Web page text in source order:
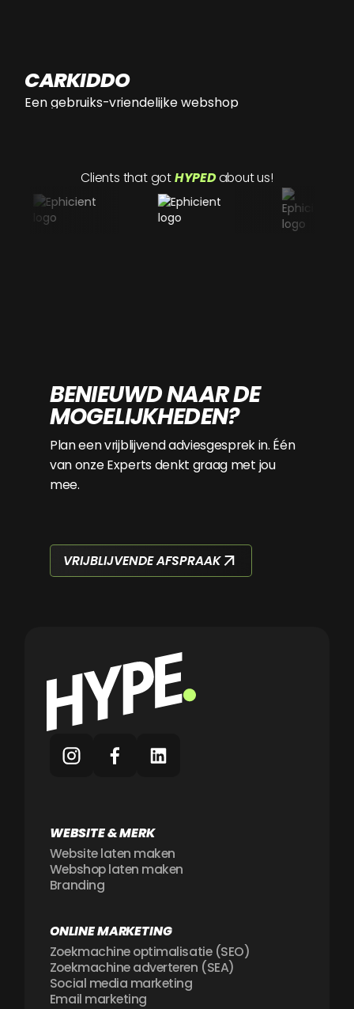
CARKIDDO
Een gebruiks-vriendelijke webshop
Clients that gotHYPEDabout us!
BENIEUWD NAAR DE
MOGELIJKHEDEN?
Plan een vrijblijvend adviesgesprek in. Één
van onze Experts denkt graag met jou
mee.
VRIJBLIJVENDE AFSPRAAK
WEBSITE & MERK
Website laten maken
Webshop laten maken
Branding
ONLINE MARKETING
Zoekmachine optimalisatie (SEO)
Zoekmachine adverteren (SEA)
Social media marketing
Email marketing